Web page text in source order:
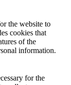
the website to
cookies that
of the
information.
for the